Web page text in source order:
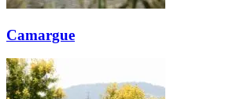
Camargue